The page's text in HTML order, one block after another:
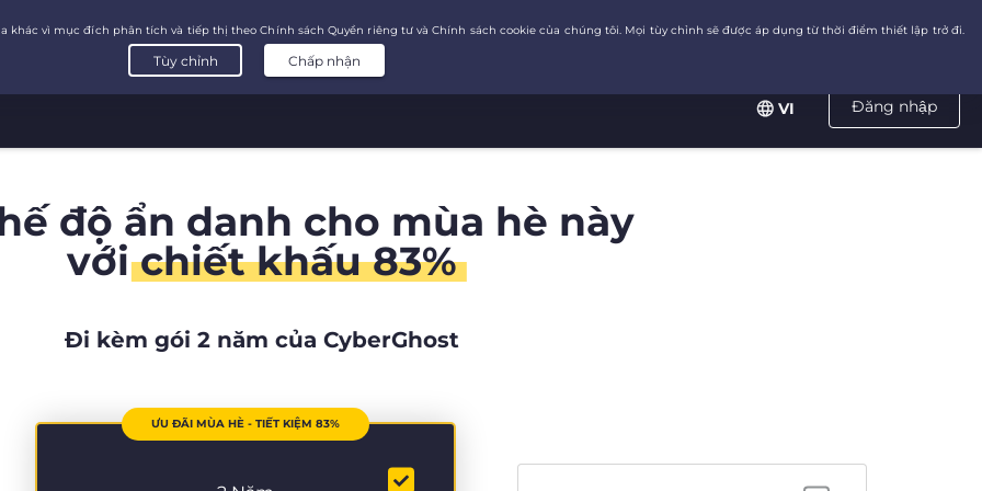
Đăng nhập
VI
độ ẩn danh cho mùa hè này
vớichiết khấu 83%
Đi kèm gói 2 năm của CyberGhost
ƯU ĐÃI MÙA HÈ - TIẾT KIỆM 83%